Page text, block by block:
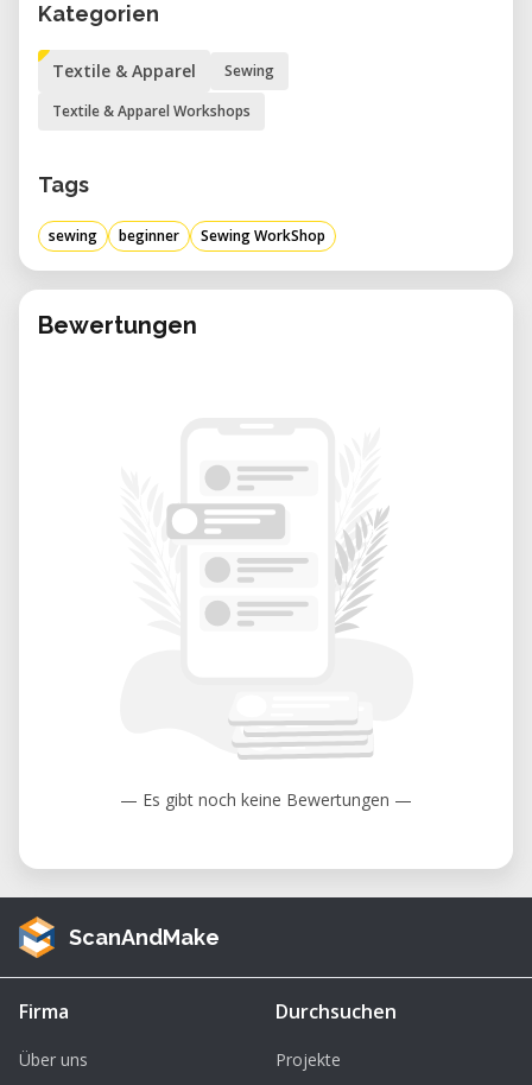
Kategorien
Textile & Apparel
Sewing
Textile & Apparel Workshops
Tags
sewing beginner Sewing WorkShop
Bewertungen
— Es gibt noch keine Bewertungen —
ScanAndMake
Firma
Über uns
Durchsuchen
Projekte